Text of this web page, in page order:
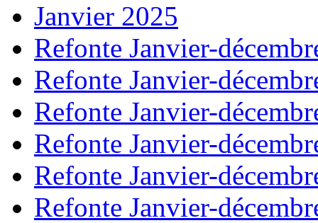
Janvier 2025
Refonte Janvier-
Refonte Janvier-
Refonte Janvier-
Refonte Janvier-
Refonte Janvier-
Refonte Janvier-